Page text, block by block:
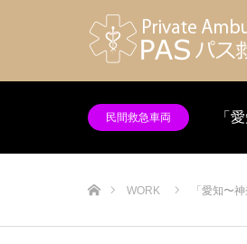
民間救急車両 「
WORK 「愛知〜